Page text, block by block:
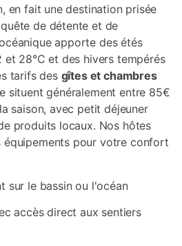
en fait une destination prisée
de détente et de
apporte des étés
28°C et des hivers tempérés
tarifs des gîtes et chambres
situent généralement entre 85€
saison, avec petit déjeuner
produits locaux. Nos hôtes
pour votre confort
sur le bassin ou l'océan
accès direct aux sentiers